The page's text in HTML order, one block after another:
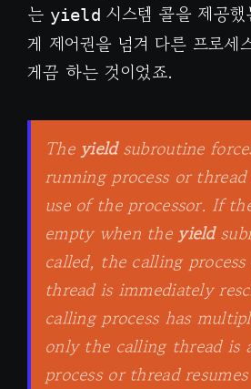
는 yield 시스템 콜을 제공
게 제어권을 넘겨 다른 프로세
게끔 하는 것이었죠.
The yieldsubroutine
running process or
use of the processor. If
empty when the yield
called, the calling
thread is immediately
calling process has
only the calling thread is
process or thread